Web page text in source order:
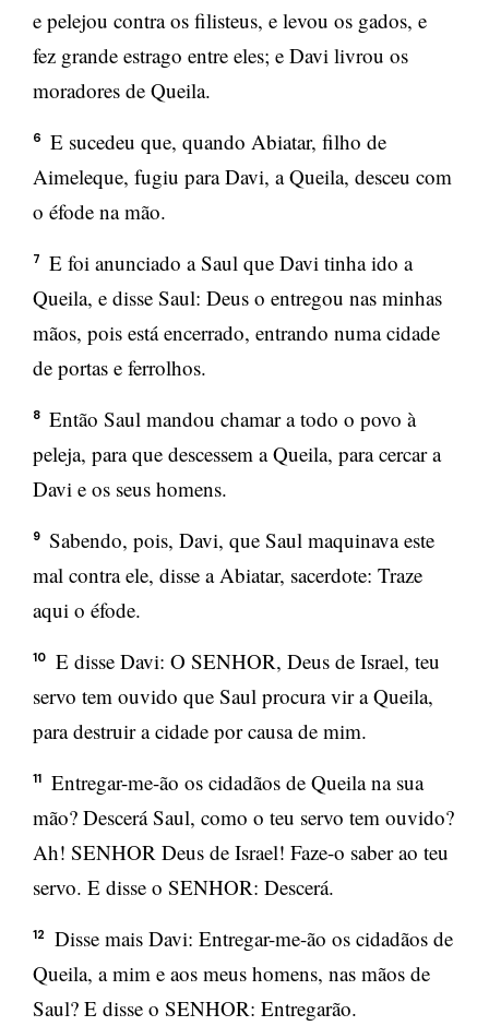
e pelejou contra os filisteus, e levou os gados, e
fez grande estrago entre eles; e Davi livrou os
moradores de Queila.
6
E sucedeu que, quando Abiatar, filho de
Aimeleque, fugiu para Davi, a Queila, desceu com
o éfode na mão.
7
E foi anunciado a Saul que Davi tinha ido a
Queila, e disse Saul: Deus o entregou nas minhas
mãos, pois está encerrado, entrando numa cidade
de portas e ferrolhos.
8
Então Saul mandou chamar a todo o povo à
peleja, para que descessem a Queila, para cercar a
Davi e os seus homens.
9
Sabendo, pois, Davi, que Saul maquinava este
mal contra ele, disse a Abiatar, sacerdote: Traze
aqui o éfode.
10
E disse Davi: O SENHOR, Deus de Israel, teu
servo tem ouvido que Saul procura vir a Queila,
para destruir a cidade por causa de mim.
11
Entregar-me-ão os cidadãos de Queila na sua
mão? Descerá Saul, como o teu servo tem ouvido?
Ah! SENHOR Deus de Israel! Faze-o saber ao teu
servo. E disse o SENHOR: Descerá.
12
Disse mais Davi: Entregar-me-ão os cidadãos de
Queila, a mim e aos meus homens, nas mãos de
Saul? E disse o SENHOR: Entregarão.